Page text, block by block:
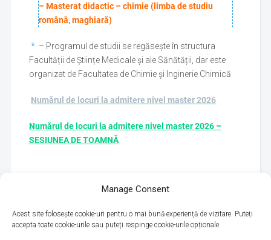
Manage Consent
Acest site folosește cookie-uri pentru o mai bună experiență de vizitare. Puteți
accepta toate cookie-urile sau puteți respinge cookie-urile opționale
– Masterat didactic – chimie (limba de studiu
română, maghiară)
* – Programul de studii se regăsește în structura
Facultății de Științe Medicale și ale Sănătății, dar este
organizat de Facultatea de Chimie și Inginerie Chimică
Numărul de locuri la admitere nivel master 2026
Numărul de locuri la admitere nivel master 2026 –
SESIUNEA DE TOAMNĂ